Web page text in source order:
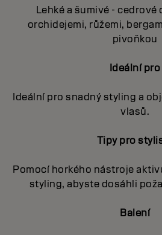
Lehké a šumivé - cedrové
orchidejemi, růžemi,
pivoňkou
Ideální pro
Ideální pro snadný styling a
vlasů.
Tipy pro
Pomocí horkého nástroje
styling, abyste dosáhli
Balení